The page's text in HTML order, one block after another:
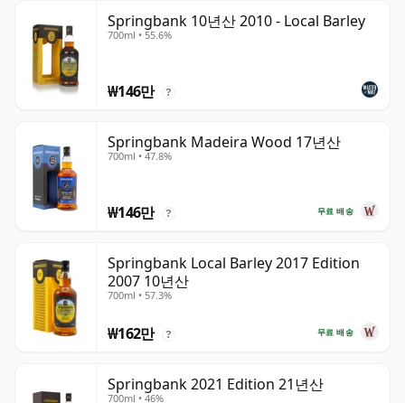
Springbank 10년산 2010 - Local Barley
700ml • 55.6%
₩146만 ?
Springbank Madeira Wood 17년산
700ml • 47.8%
무료 배송
₩146만 ?
Springbank Local Barley 2017 Edition
2007 10년산
700ml • 57.3%
무료 배송
₩162만 ?
Springbank 2021 Edition 21년산
700ml • 46%